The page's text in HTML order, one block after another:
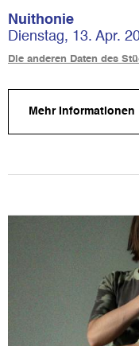
Nuithonie
Dienstag, 13. Apr.
Die anderen Daten des
Mehr Informationen